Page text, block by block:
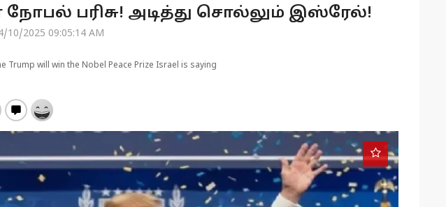
பரிசு! அடித்து சொல்லும் இஸ்ரேல்!
10/2025 09:05:14 AM
Trump will win the Nobel Peace Prize Israel is saying